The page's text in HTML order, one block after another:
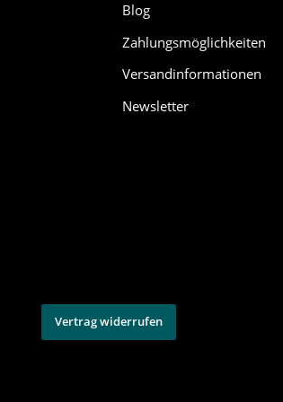
Blog
Zahlungsmöglichkeiten
Versandinformationen
Newsletter
Vertrag widerrufen